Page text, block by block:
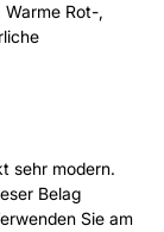
Rot-,
sehr modern.
Belag
Sie am